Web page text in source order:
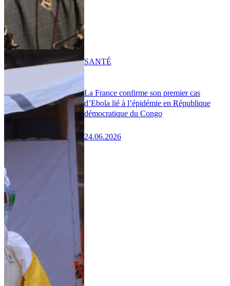
La France confirme son premier cas
d’Ebola lié à l’épidémie en République
démocratique du Congo
24.06.2026
SANTÉ